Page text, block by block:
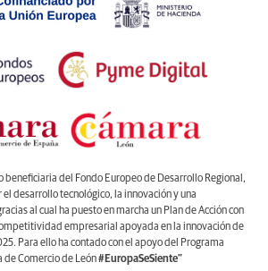
beneficiaria del Fondo Europeo de Desarrollo Regional,
desarrollo tecnológico, la innovación y una
al cual ha puesto en marcha un Plan de Acción con
empresarial apoyada en la innovación de
Para ello ha contado con el apoyo del Programa
de Comercio de León#EuropaSeSiente”